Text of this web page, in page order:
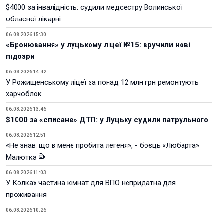
$4000 за інвалідність: судили медсестру Волинської
обласної лікарні
06.08.2026 15:30
«Бронювання» у луцькому ліцеї №15: вручили нові
підозри
06.08.2026 14:42
У Рожищенському ліцеї за понад 12 млн грн ремонтують
харчоблок
06.08.2026 13:46
$1000 за «списане» ДТП: у Луцьку судили патрульного
06.08.2026 12:51
«Не знав, що в мене пробита легеня», - боєць «Любарта»
Малютка
06.08.2026 11:03
У Колках частина кімнат для ВПО непридатна для
проживання
06.08.2026 10:26